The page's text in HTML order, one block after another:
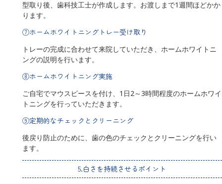
型取り後、歯科技工士が作成します。お渡しまで1週間ほどかか
ります。
⑦ホームホワイトニングトレー受け取り
トレーの完成に合わせて来院していただき、ホームホワイトニ
ングの説明を行います。
⑧ホームホワイトニング実施
ご自宅でマウスピースを付け、1日2～3時間程度のホームホワイ
トニングを行っていただきます。
⑨定期的なチェックとクリーニング
後戻り防止のために、歯の色のチェックとクリーニングを行い
ます。
5.白さを持続させるポイント